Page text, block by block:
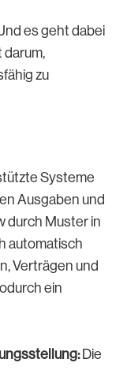
es geht dabei
darum,
zu
Systeme
Ausgaben und
durch Muster in
automatisch
Verträgen und
ein
Die